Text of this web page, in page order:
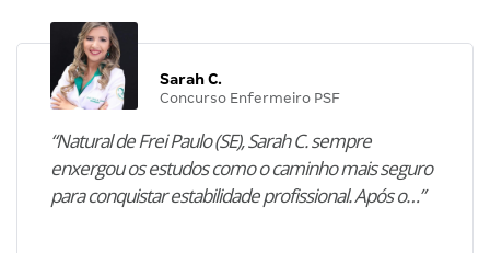
Sarah C.
Concurso Enfermeiro PSF
“Natural de Frei Paulo (SE), Sarah C. sempre
enxergou os estudos como o caminho mais seguro
para conquistar estabilidade profissional. Após o…”